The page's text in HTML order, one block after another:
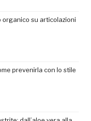
su articolazioni
prevenirla con lo stile